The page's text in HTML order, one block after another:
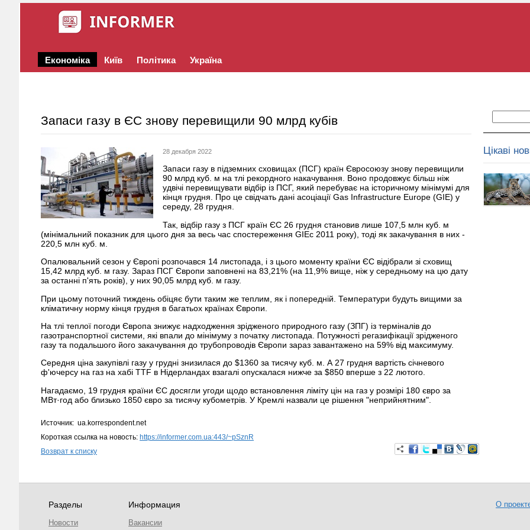
Економіка Київ Політика Україна
Запаси газу в ЄС знову перевищили 90 млрд кубів
28 декабря 2022
Запаси газу в підземних сховищах (ПСГ) країн Євросоюзу знову перевищили
90 млрд куб. м на тлі рекордного накачування. Воно продовжує більш ніж
удвічі перевищувати відбір із ПСГ, який перебуває на історичному мінімумі для
кінця грудня. Про це свідчать дані асоціації Gas Infrastructure Europe (GIE) у
середу, 28 грудня.
Так, відбір газу з ПСГ країн ЄС 26 грудня становив лише 107,5 млн куб. м
(мінімальний показник для цього дня за весь час спостереження GIEс 2011 року), тоді як закачування в них -
220,5 млн куб. м.
Опалювальний сезон у Європі розпочався 14 листопада, і з цього моменту країни ЄС відібрали зі сховищ
15,42 млрд куб. м газу. Зараз ПСГ Європи заповнені на 83,21% (на 11,9% вище, ніж у середньому на цю дату
за останні п'ять років), у них 90,05 млрд куб. м газу.
При цьому поточний тиждень обіцяє бути таким же теплим, як і попередній. Температури будуть вищими за
кліматичну норму кінця грудня в багатьох країнах Європи.
На тлі теплої погоди Європа знижує надходження зрідженого природного газу (ЗПГ) із терміналів до
газотранспортної системи, які впали до мінімуму з початку листопада. Потужності регазифікації зрідженого
газу та подальшого його закачування до трубопроводів Європи зараз завантажено на 59% від максимуму.
Середня ціна закупівлі газу у грудні знизилася до $1360 за тисячу куб. м. А 27 грудня вартість січневого
ф'ючерсу на газ на хабі TTF в Нідерландах взагалі опускалася нижче за $850 вперше з 22 лютого.
Нагадаємо, 19 грудня країни ЄС досягли угоди щодо встановлення ліміту цін на газ у розмірі 180 євро за
МВт·год або близько 1850 євро за тисячу кубометрів. У Кремлі назвали це рішення "неприйнятним".
Источник: ua.korrespondent.net
Короткая ссылка на новость: https://informer.com.ua:443/~pSznR
Возврат к списку
Цікаві
Разделы
Новости
Информация
Вакансии
О